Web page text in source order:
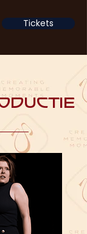
Tickets